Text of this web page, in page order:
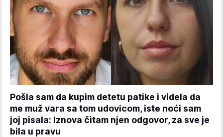
Pošla sam da kupim detetu patike i videla da
me muž vara sa tom udovicom, iste noći sam
joj pisala: Iznova čitam njen odgovor, za sve je
bila u pravu